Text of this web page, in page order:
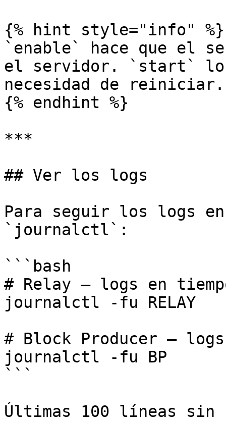
{% hint style="info" %}
`enable` hace que el
el servidor. `start` lo
necesidad de reiniciar.
{% endhint %}
***
## Ver los logs
Para seguir los logs
`journalctl`:
```bash
# Relay — logs en
journalctl -fu RELAY
# Block Producer —
journalctl -fu BP
```
Últimas 100 líneas sin